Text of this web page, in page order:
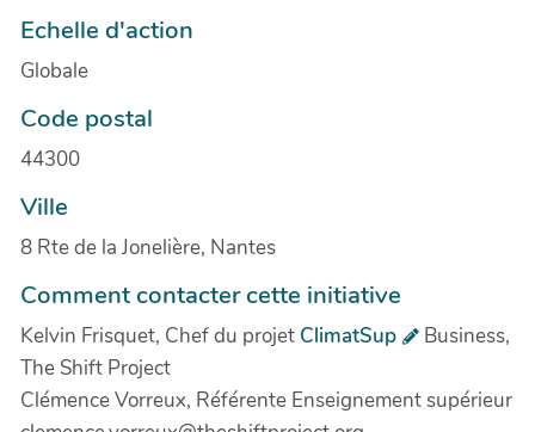
Echelle d'action
Globale
Code postal
44300
Ville
8 Rte de la Jonelière, Nantes
Comment contacter cette initiative
Kelvin Frisquet, Chef du projet ClimatSup
Business,
The Shift Project
Clémence Vorreux, Référente Enseignement supérieur